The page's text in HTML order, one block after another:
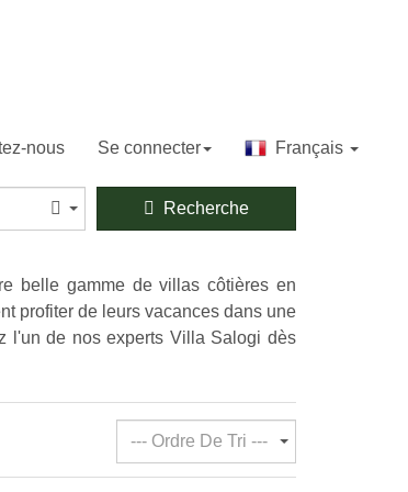
nous Se connecter Français
Recherche
belle gamme de villas côtières en
profiter de leurs vacances dans une
l'un de nos experts Villa Salogi dès
--- Ordre De Tri ---